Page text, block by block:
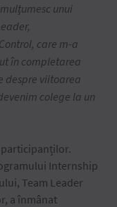
unui
care m-a
în completarea
despre viitoarea
colege la un
participanților.
Internship
Team Leader
a înmânat